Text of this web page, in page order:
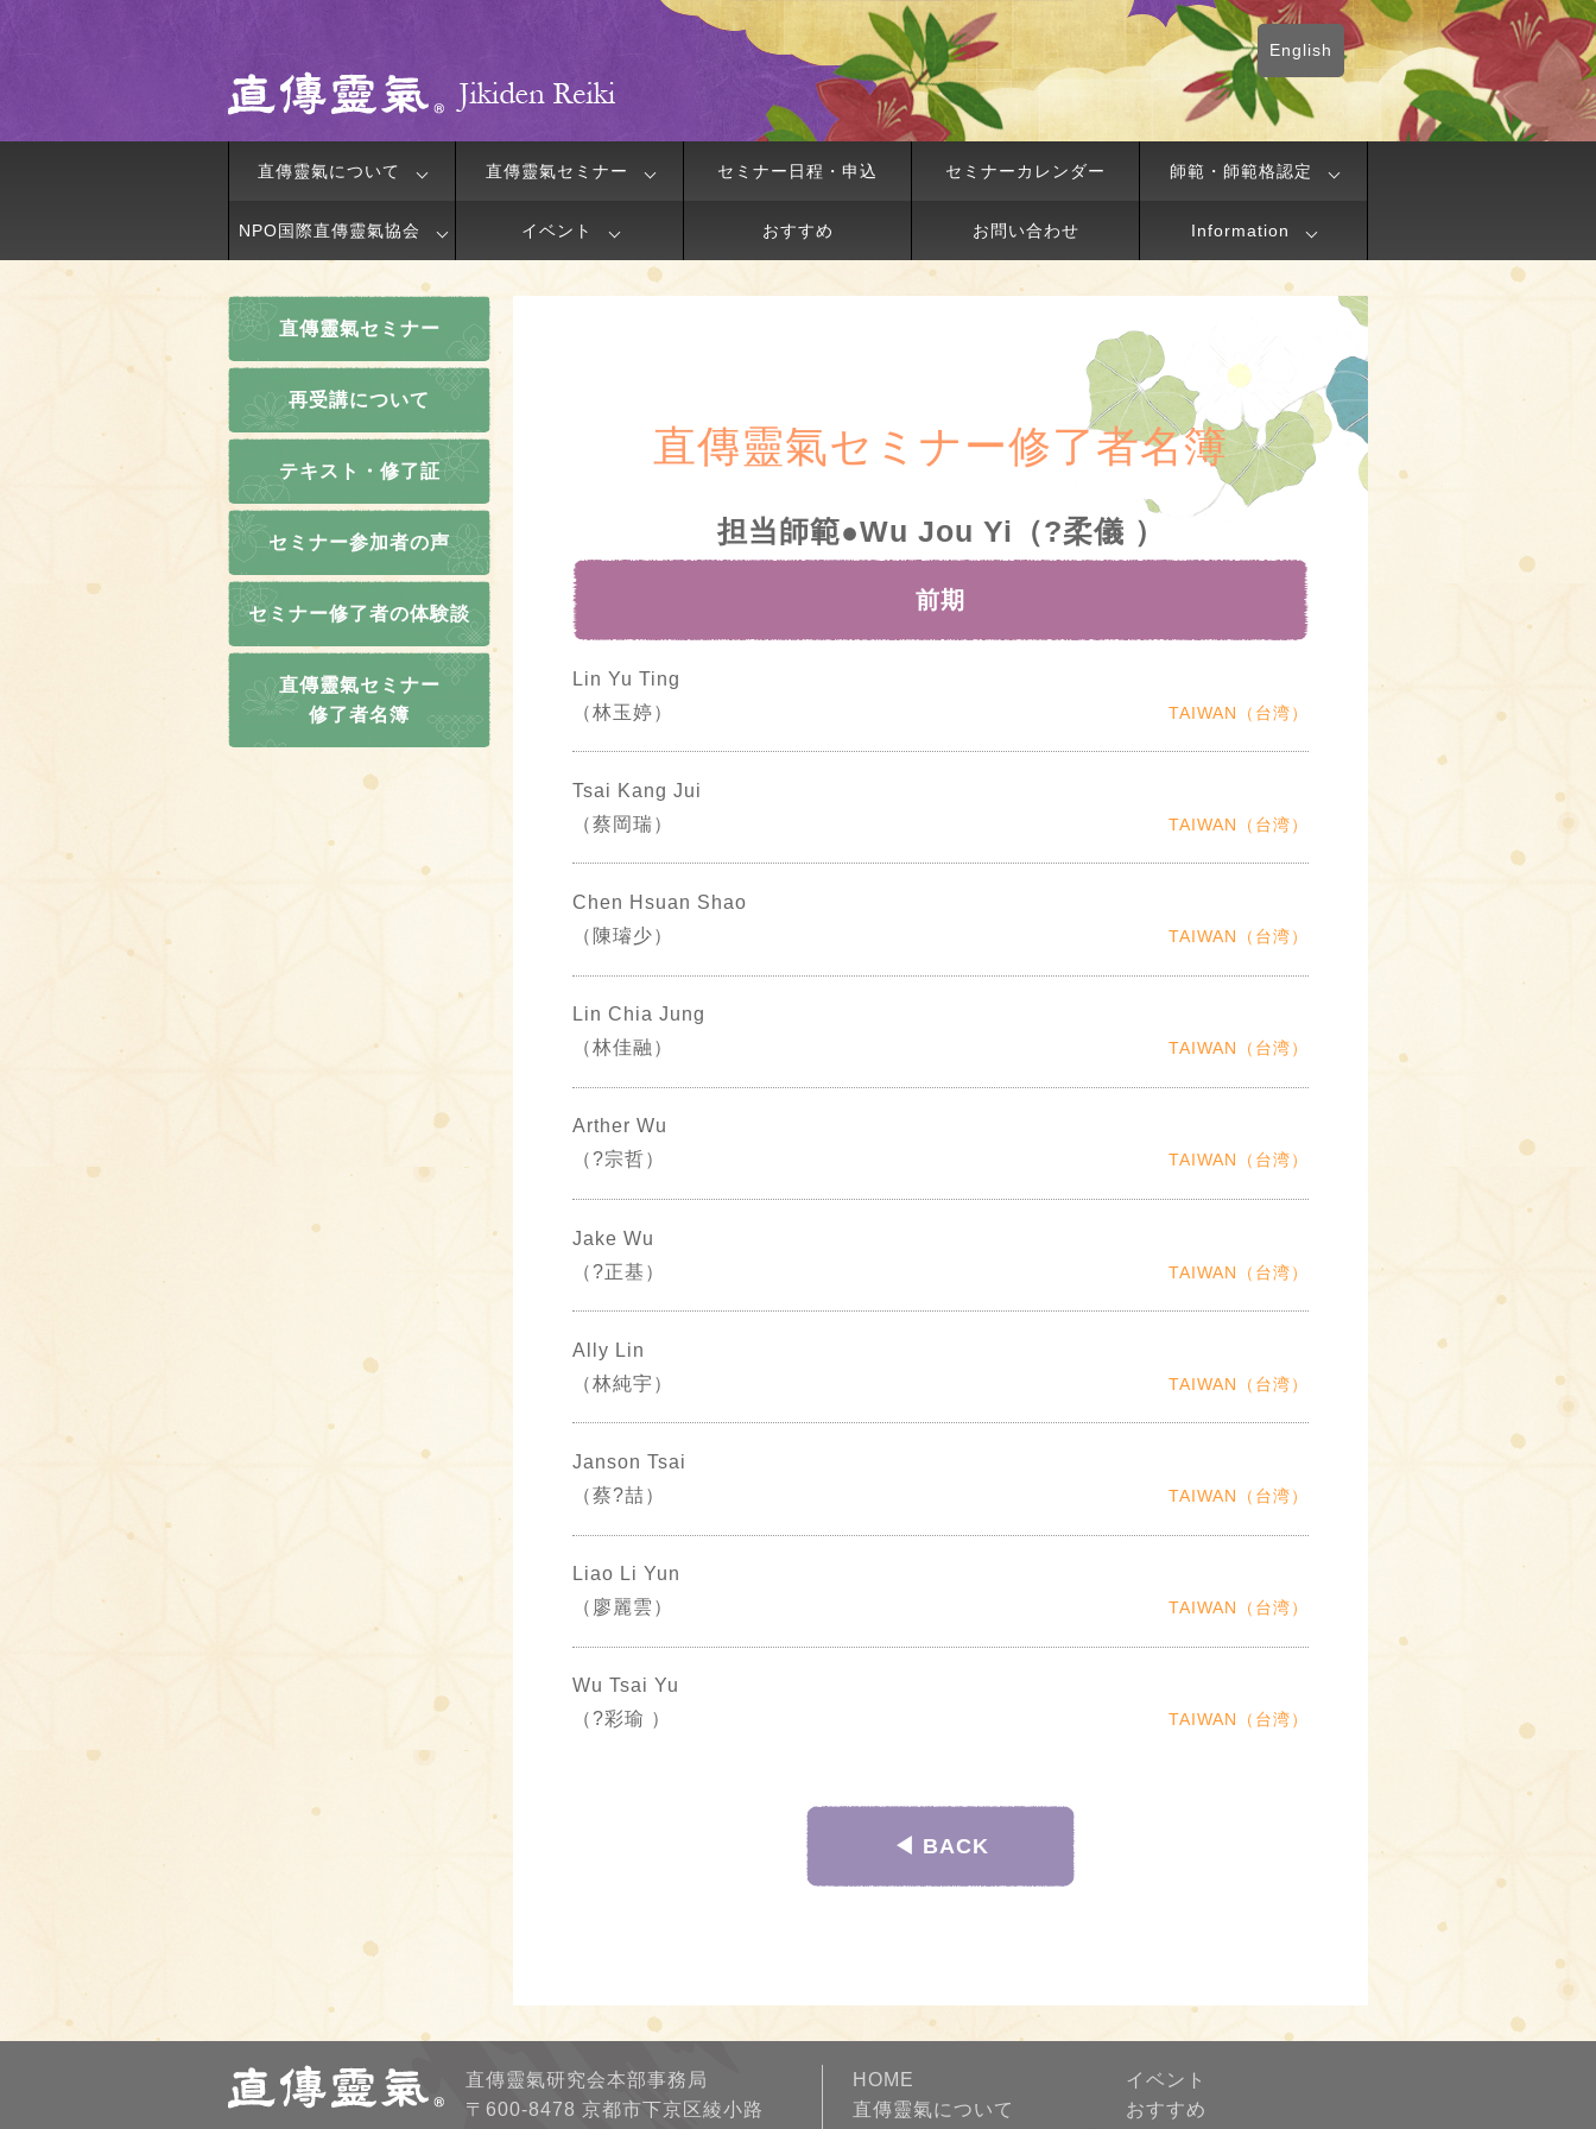
English
直傳靈氣について 直傳靈氣セミナー セミナー日程・申込 セミナーカレンダー 師範・師範格認定
NPO国際直傳靈氣協会 イベント おすすめ お問い合わせ Information
直傳靈氣セミナー
再受講について
テキスト・修了証
セミナー参加者の声
セミナー修了者の体験談
直傳靈氣セミナー
修了者名簿
直傳靈氣セミナー修了者名簿
担当師範●Wu Jou Yi（?柔儀 ）
前期
Lin Yu Ting
（林玉婷）
TAIWAN（台湾）
Tsai Kang Jui
（蔡岡瑞）
TAIWAN（台湾）
Chen Hsuan Shao
（陳璿少）
TAIWAN（台湾）
Lin Chia Jung
（林佳融）
TAIWAN（台湾）
Arther Wu
（?宗哲）
TAIWAN（台湾）
Jake Wu
（?正基）
TAIWAN（台湾）
Ally Lin
（林純宇）
TAIWAN（台湾）
Janson Tsai
（蔡?喆）
TAIWAN（台湾）
Liao Li Yun
（廖麗雲）
TAIWAN（台湾）
Wu Tsai Yu
（?彩瑜 ）
TAIWAN（台湾）
◀︎ BACK
直傳靈氣研究会本部事務局
〒600-8478 京都市下京区綾小路
HOME
直傳靈氣について
イベント
おすすめ